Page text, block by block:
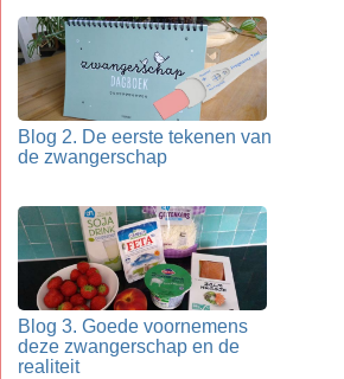
Blog 2. De eerste tekenen van
de zwangerschap
Blog 3. Goede voornemens
deze zwangerschap en de
realiteit